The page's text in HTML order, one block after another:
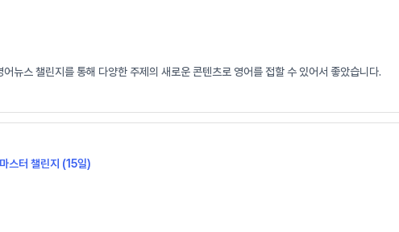
뉴스 챌린지를 통해 다양한 주제의 새로운 콘텐츠로 영어를 접할 수 있어서 좋았습니다.
스터 챌린지 (15일)